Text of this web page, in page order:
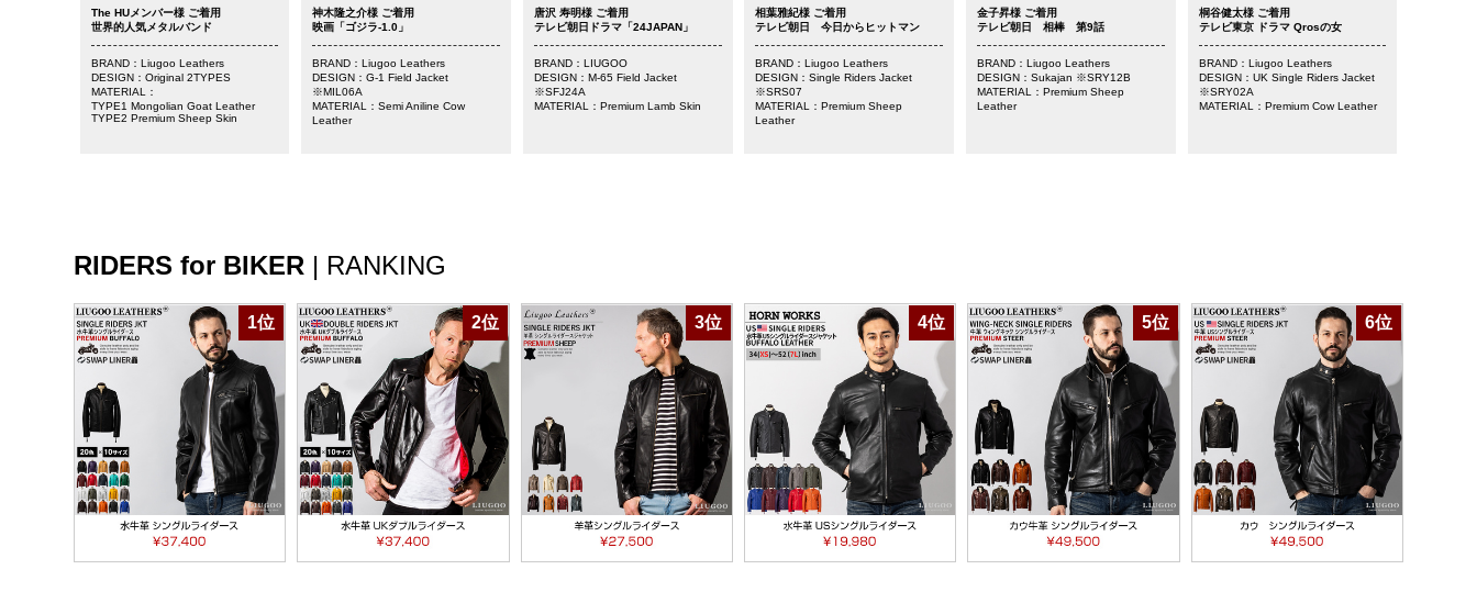
The HUメンバー様 ご着用
世界的人気メタルバンド
BRAND：Liugoo Leathers
DESIGN：Original 2TYPES
MATERIAL：
TYPE1 Mongolian Goat Leather
TYPE2 Premium Sheep Skin
神木隆之介様 ご着用
映画「ゴジラ-1.0」
BRAND：Liugoo Leathers
DESIGN：G-1 Field Jacket
※MIL06A
MATERIAL：Semi Aniline Cow
Leather
唐沢 寿明様 ご着用
テレビ朝日ドラマ「24JAPAN」
BRAND：LIUGOO
DESIGN：M-65 Field Jacket
※SFJ24A
MATERIAL：Premium Lamb Skin
相葉雅紀様 ご着用
テレビ朝日 今日からヒットマン
BRAND：Liugoo Leathers
DESIGN：Single Riders Jacket
※SRS07
MATERIAL：Premium Sheep
Leather
金子昇様 ご着用
テレビ朝日 相棒 第9話
BRAND：Liugoo Leathers
DESIGN：Sukajan ※SRY12B
MATERIAL：Premium Sheep
Leather
桐谷健太様 ご着用
テレビ東京 ドラマ Qrosの女
BRAND：Liugoo Leathers
DESIGN：UK Single Riders Jacket
※SRY02A
MATERIAL：Premium Cow Leather
RIDERS for BIKER | RANKING
1位 2位 3位 4位 5位 6位